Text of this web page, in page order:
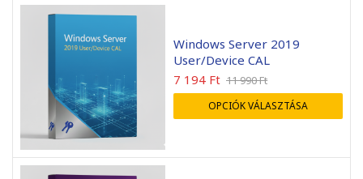
Windows Server 2019
User/Device CAL
11 990Ft
7 194 Ft
OPCIÓK VÁLASZTÁSA
mindig gyors kiszolgálás.
rendelt előfizetést másnap
használatba sikerült
Minden rendben ment.